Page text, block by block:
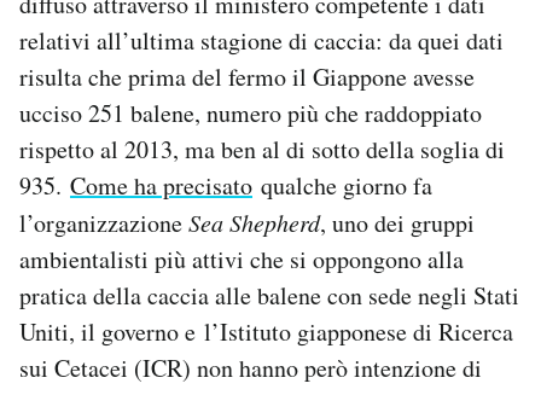
relativi all’ultima stagione di caccia: da quei dati
risulta che prima del fermo il Giappone avesse
ucciso 251 balene, numero più che raddoppiato
rispetto al 2013, ma ben al di sotto della soglia di
935. Come ha precisato qualche giorno fa
l’organizzazioneSea Shepherd, uno dei gruppi
ambientalisti più attivi che si oppongono alla
pratica della caccia alle balene con sede negli Stati
Uniti, il governo e l’Istituto giapponese di Ricerca
sui Cetacei (ICR) non hanno però intenzione di